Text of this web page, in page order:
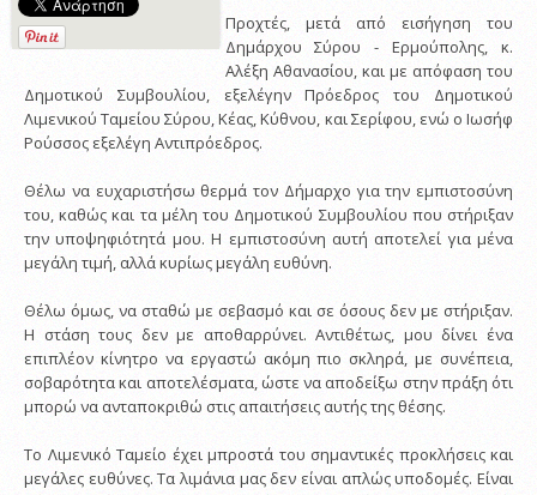
Προχτές, μετά από εισήγηση του
Δημάρχου Σύρου - Ερμούπολης, κ.
Αλέξη Αθανασίου, και με απόφαση του
Δημοτικού Συμβουλίου, εξελέγην Πρόεδρος του Δημοτικού
Λιμενικού Ταμείου Σύρου, Κέας, Κύθνου, και Σερίφου, ενώ ο Ιωσήφ
Ρούσσος εξελέγη Αντιπρόεδρος.
Θέλω να ευχαριστήσω θερμά τον Δήμαρχο για την εμπιστοσύνη
του, καθώς και τα μέλη του Δημοτικού Συμβουλίου που στήριξαν
την υποψηφιότητά μου. Η εμπιστοσύνη αυτή αποτελεί για μένα
μεγάλη τιμή, αλλά κυρίως μεγάλη ευθύνη.
Θέλω όμως, να σταθώ με σεβασμό και σε όσους δεν με στήριξαν.
Η στάση τους δεν με αποθαρρύνει. Αντιθέτως, μου δίνει ένα
επιπλέον κίνητρο να εργαστώ ακόμη πιο σκληρά, με συνέπεια,
σοβαρότητα και αποτελέσματα, ώστε να αποδείξω στην πράξη ότι
μπορώ να ανταποκριθώ στις απαιτήσεις αυτής της θέσης.
Το Λιμενικό Ταμείο έχει μπροστά του σημαντικές προκλήσεις και
μεγάλες ευθύνες. Τα λιμάνια μας δεν είναι απλώς υποδομές. Είναι